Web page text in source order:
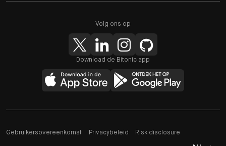
Volg ons op
Download de Bitonic app
Gebruikersovereenkomst Privacybeleid Risk disclosure